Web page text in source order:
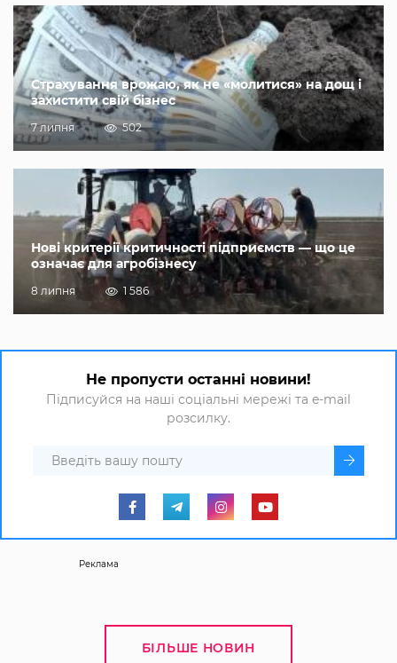
Страхування врожаю, як не «молитися» на дощ і
захистити свій бізнес
7 липня 502
Нові критерії критичності підприємств — що це
означає для агробізнесу
8 липня 1 586
Не пропусти останні новини!
Підписуйся на наші соціальні мережі та e-mail
розсилку.
Реклама
БІЛЬШЕ НОВИН